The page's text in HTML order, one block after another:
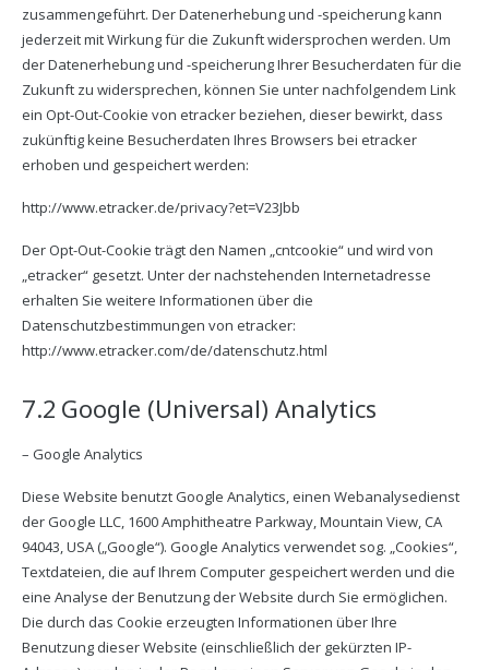
zusammengeführt. Der Datenerhebung und -speicherung kann
jederzeit mit Wirkung für die Zukunft widersprochen werden. Um
der Datenerhebung und -speicherung Ihrer Besucherdaten für die
Zukunft zu widersprechen, können Sie unter nachfolgendem Link
ein Opt-Out-Cookie von etracker beziehen, dieser bewirkt, dass
zukünftig keine Besucherdaten Ihres Browsers bei etracker
erhoben und gespeichert werden:
http://www.etracker.de/privacy?et=V23Jbb
Der Opt-Out-Cookie trägt den Namen „cntcookie“ und wird von
„etracker“ gesetzt. Unter der nachstehenden Internetadresse
erhalten Sie weitere Informationen über die
Datenschutzbestimmungen von etracker:
http://www.etracker.com/de/datenschutz.html
7.2 Google (Universal) Analytics
– Google Analytics
Diese Website benutzt Google Analytics, einen Webanalysedienst
der Google LLC, 1600 Amphitheatre Parkway, Mountain View, CA
94043, USA („Google“). Google Analytics verwendet sog. „Cookies“,
Textdateien, die auf Ihrem Computer gespeichert werden und die
eine Analyse der Benutzung der Website durch Sie ermöglichen.
Die durch das Cookie erzeugten Informationen über Ihre
Benutzung dieser Website (einschließlich der gekürzten IP-